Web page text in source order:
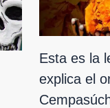
Esta es la
explica el